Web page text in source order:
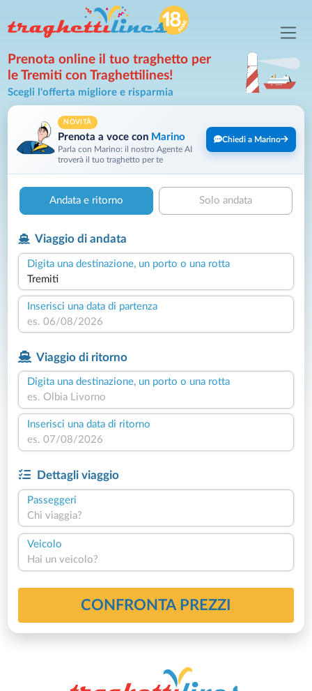
Prenota online il tuo traghetto per
le Tremiti con Traghettilines!
Scegli l'offerta migliore e risparmia
NOVITÀ
Prenota a voce con Marino
Parla con Marino: il nostro Agente AI
troverà il tuo traghetto per te
Chiedi a Marino
Andata e ritorno Solo andata
Viaggio di andata
Digita una destinazione, un porto o una rotta
Inserisci una data di partenza
Viaggio di ritorno
Digita una destinazione, un porto o una rotta
Inserisci una data di ritorno
Dettagli viaggio
Passeggeri
Chi viaggia?
Veicolo
Hai un veicolo?
CONFRONTA PREZZI